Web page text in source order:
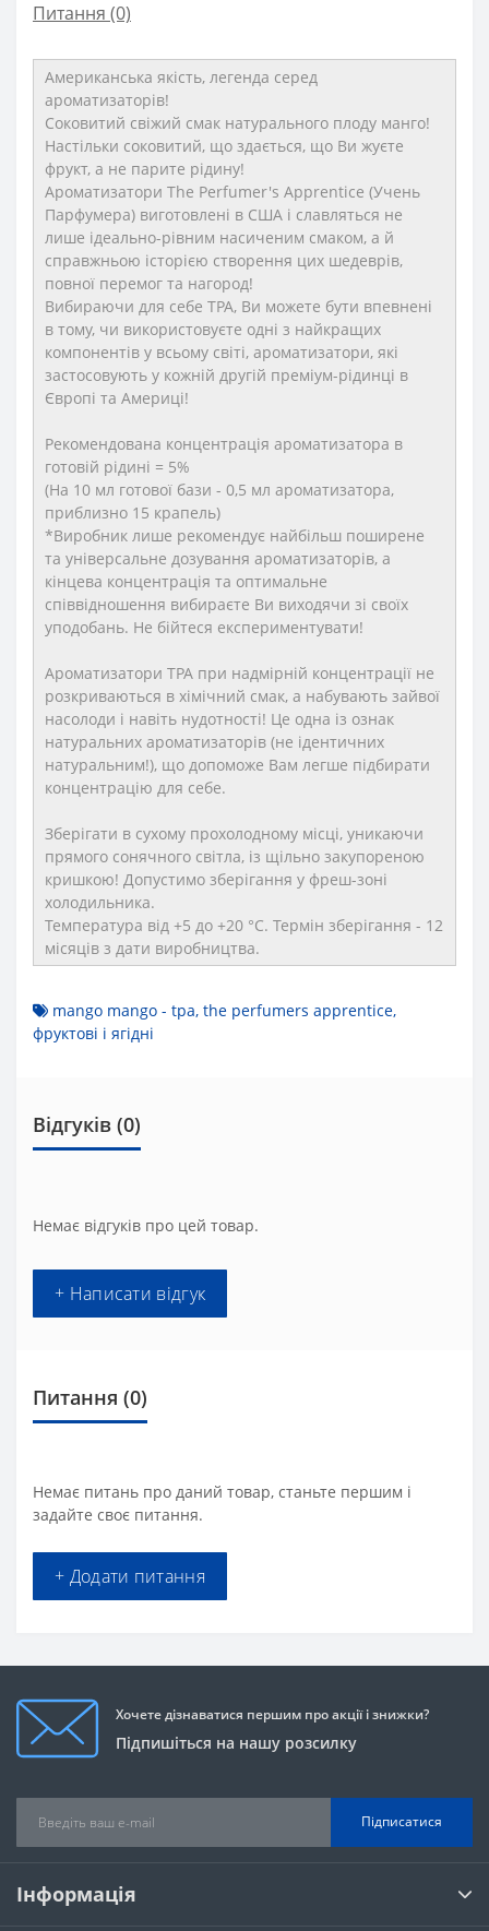
Питання (0)
Американська якість, легенда серед
ароматизаторів!
Соковитий свіжий смак натурального плоду манго!
Настільки соковитий, що здається, що Ви жуєте
фрукт, а не парите рідину!
Ароматизатори The Perfumer's Apprentice (Учень
Парфумера) виготовлені в США і славляться не
лише ідеально-рівним насиченим смаком, а й
справжньою історією створення цих шедеврів,
повної перемог та нагород!
Вибираючи для себе TPA, Ви можете бути впевнені
в тому, чи використовуєте одні з найкращих
компонентів у всьому світі, ароматизатори, які
застосовують у кожній другій преміум-рідинці в
Європі та Америці!
Рекомендована концентрація ароматизатора в
готовій рідині = 5%
(На 10 мл готової бази - 0,5 мл ароматизатора,
приблизно 15 крапель)
*Виробник лише рекомендує найбільш поширене
та універсальне дозування ароматизаторів, а
кінцева концентрація та оптимальне
співвідношення вибираєте Ви виходячи зі своїх
уподобань. Не бійтеся експериментувати!
Ароматизатори TPA при надмірній концентрації не
розкриваються в хімічний смак, а набувають зайвої
насолоди і навіть нудотності! Це одна із ознак
натуральних ароматизаторів (не ідентичних
натуральним!), що допоможе Вам легше підбирати
концентрацію для себе.
Зберігати в сухому прохолодному місці, уникаючи
прямого сонячного світла, із щільно закупореною
кришкою! Допустимо зберігання у фреш-зоні
холодильника.
Температура від +5 до +20 °C. Термін зберігання - 12
місяців з дати виробництва.
mango mango - tpa, the perfumers apprentice,
фруктові і ягідні
Відгуків (0)
Немає відгуків про цей товар.
+ Написати відгук
Питання (0)
Немає питань про даний товар, станьте першим і
задайте своє питання.
+ Додати питання
Хочете дізнаватися першим про акції і знижки?
Підпишіться на нашу розсилку
Підписатися
Інформація